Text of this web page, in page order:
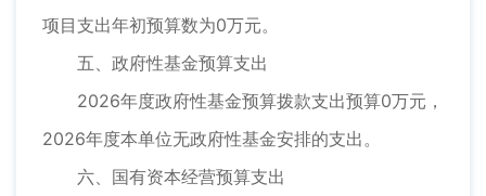
项目支出年初预算数为0万元。
五、政府性基金预算支出
2026年度政府性基金预算拨款支出预算0万元，
2026年度本单位无政府性基金安排的支出。
六、国有资本经营预算支出